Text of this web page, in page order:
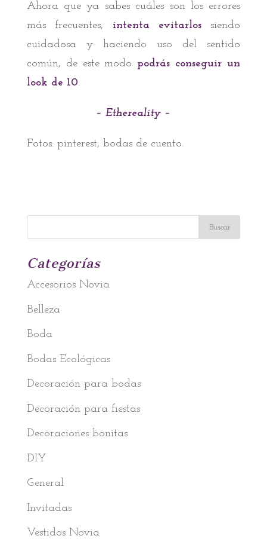
Ahora que ya sabes cuáles son los errores
más frecuentes, intenta evitarlossiendo
cuidadosa y haciendo uso del sentido
común, de este modo podrás conseguir un
look de 10.
– Ethereality –
Fotos: pinterest, bodas de cuento.
Categorías
Accesorios Novia
Belleza
Boda
Bodas Ecológicas
Decoración para bodas
Decoración para fiestas
Decoraciones bonitas
DIY
General
Invitadas
Vestidos Novia